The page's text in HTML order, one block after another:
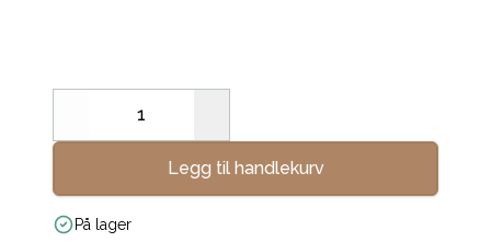
Decrease
Legg til handlekurv
På lager